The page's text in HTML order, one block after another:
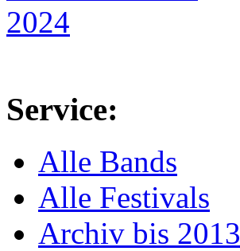
Service:
Alle Bands
Alle Festivals
Archiv bis 2013